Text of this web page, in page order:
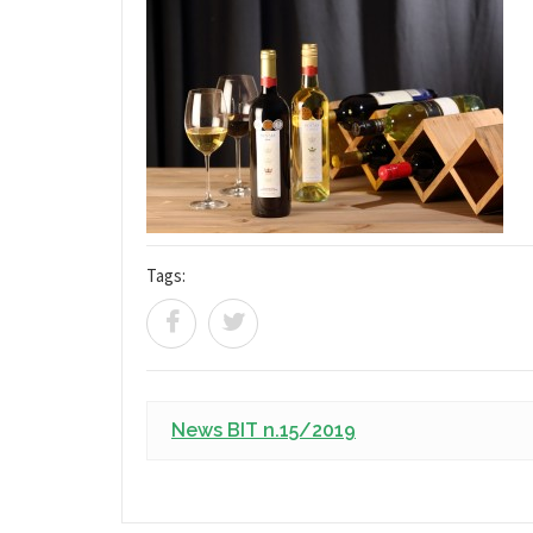
Tags:
News BIT n.15/2019